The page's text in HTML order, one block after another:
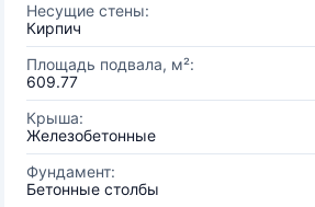
Несущие стены:
Кирпич
Площадь подвала, м²:
609.77
Крыша:
Железобетонные
Фундамент:
Бетонные столбы